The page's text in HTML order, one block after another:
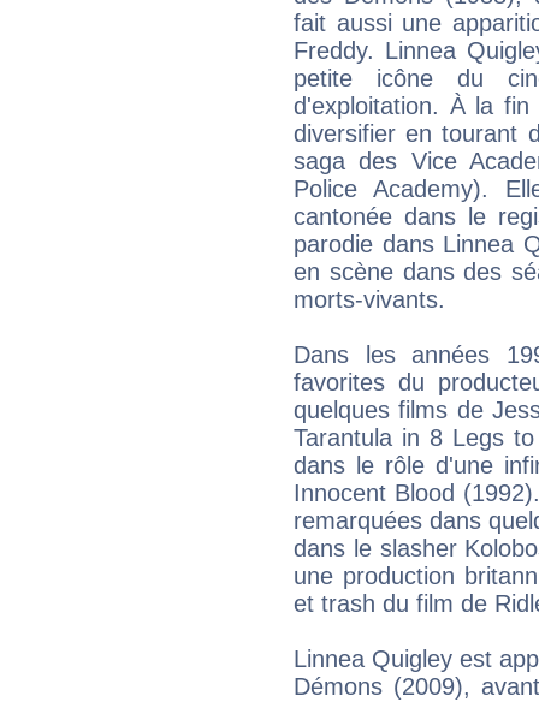
fait aussi une
Freddy. Linnea
petite icône du
d'exploitation. À la
diversifier en tourant
saga des Vice
Police Academy).
cantonée dans le
parodie dans Linnea
en scène dans des
morts-vivants.
Dans les années
favorites du
quelques films de
Tarantula in 8 Legs
dans le rôle d'une
Innocent Blood
remarquées dans
dans le slasher
une production
et trash du film de
Linnea Quigley est
Démons (2009),